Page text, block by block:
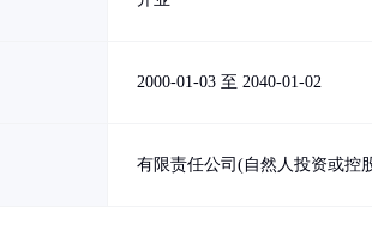
2000-01-03 至 2040-01-02
有限责任公司(自然人投资或控